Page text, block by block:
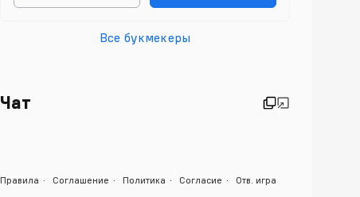
Все букмекеры
Чат
Правила Соглашение Политика Согласие Отв. игра